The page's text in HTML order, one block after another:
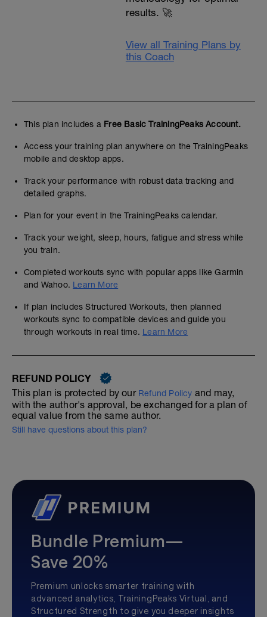
results. 🚀
View all Training Plans by
this Coach
This plan includes a Free Basic TrainingPeaks Account.
Access your training plan anywhere on the TrainingPeaks
mobile and desktop apps.
Track your performance with robust data tracking and
detailed graphs.
Plan for your event in the TrainingPeaks calendar.
Track your weight, sleep, hours, fatigue and stress while
you train.
Completed workouts sync with popular apps like Garmin
and Wahoo. Learn More
If plan includes Structured Workouts, then planned
workouts sync to compatible devices and guide you
through workouts in real time. Learn More
REFUND POLICY
This plan is protected by our Refund Policy and may,
with the author's approval, be exchanged for a plan of
equal value from the same author.
Still have questions about this plan?
Bundle Premium—
Save 20%
Premium unlocks smarter training with
advanced analytics, TrainingPeaks Virtual, and
Structured Strength to give you deeper insights